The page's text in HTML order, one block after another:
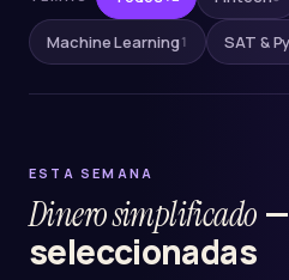
Machine Learning1 SAT &
ESTA SEMANA
Dinero simplificado
seleccionadas